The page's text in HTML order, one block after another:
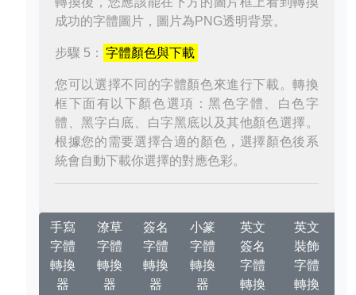
成功的字體圖片，圖片為PNG透明背景。
步驟 5： 字體顏色與下載
您可以選擇不同的字體顏色來進行下載。轉換
框下面有以下顏色選項：黑色字體、白色字
體、黑字白底、白字黑底以及其他顏色選擇。
根據您的需要選擇合適的顏色，選擇顏色後系
統會自動下載你選擇的對應色彩。
手寫
字體
轉換
器
潦草
字體
轉換
器
簽名
字體
轉換
器
小篆
字體
轉換
器
英文
簽名
字體
轉換
英文
裝飾
字體
轉換